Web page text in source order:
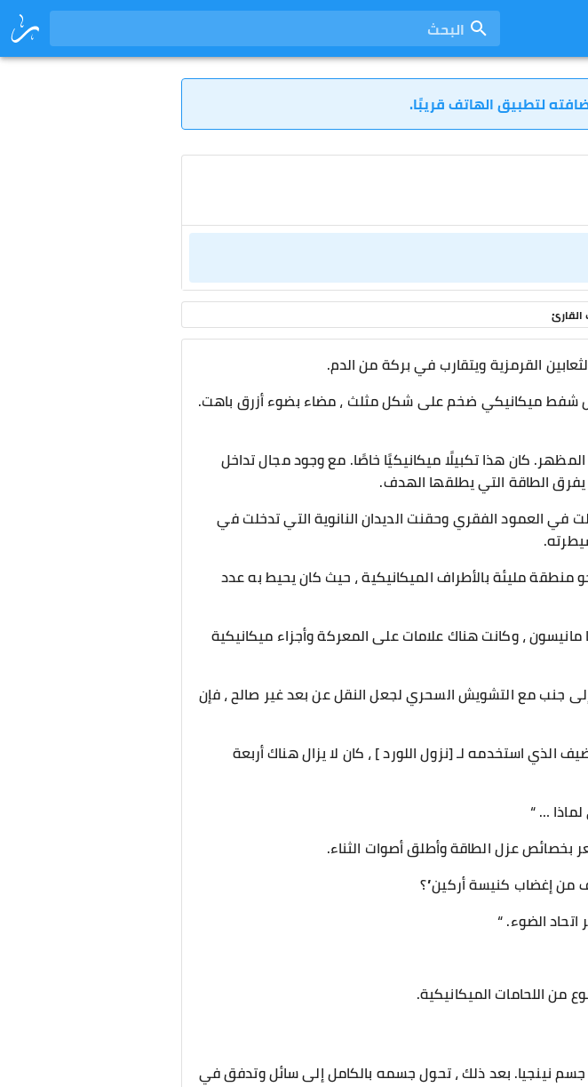
البحث
لتطبيق الهاتف قريبًا.
القارئ
القرمزية ويتقارب في بركة من الدم.
شفط ميكانيكي ضخم على شكل مثلث ، مضاء بضوء أزرق باهت.
كان هذا تكبيلًا ميكانيكيًا خاصًا. مع وجود مجال تداخل
الطاقة التي يطلقها الهدف.
في العمود الفقري وحقنت الديدان النانوية التي تدخلت في
منطقة مليئة بالأطراف الميكانيكية ، حيث كان يحيط به عدد
، وكانت هناك علامات على المعركة وأجزاء ميكانيكية
جنب مع التشويش السحري لجعل النقل عن بعد غير صالح ، فإن
الذي استخدمه لـ [نزول اللورد ] ، كان لا يزال هناك أربعة
… “
بخصائص عزل الطاقة وأطلق أصوات الثناء.
من إغضاب كنيسة أركين”؟
الضوء. “
من اللحامات الميكانيكية.
نينجيا. بعد ذلك ، تحول جسمه بالكامل إلى سائل وتدفق في